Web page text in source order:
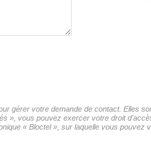
gérer votre demande de contact. Elles
», vous pouvez exercer votre droit
« Bloctel », sur laquelle vous pouvez